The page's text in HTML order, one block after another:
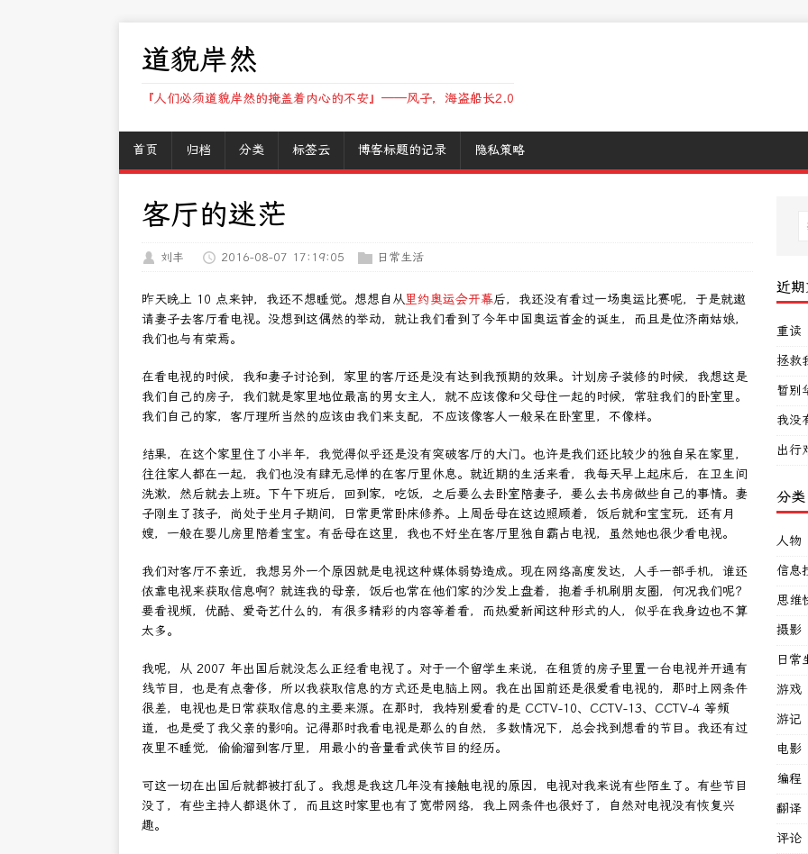
道貌岸然
『人们必须道貌岸然的掩盖着内心的不安』——风子，海盗船长2.0
首页 归档 分类 标签云 博客标题的记录 隐私策略
客厅的迷茫
刘丰 2016-08-07 17:19:05 日常生活
昨天晚上 10 点来钟，我还不想睡觉。想想自从里约奥运会开幕后，我还没有看过一场奥运比赛呢，于是就邀
请妻子去客厅看电视。没想到这偶然的举动，就让我们看到了今年中国奥运首金的诞生，而且是位济南姑娘，
我们也与有荣焉。
在看电视的时候，我和妻子讨论到，家里的客厅还是没有达到我预期的效果。计划房子装修的时候，我想这是
我们自己的房子，我们就是家里地位最高的男女主人，就不应该像和父母住一起的时候，常驻我们的卧室里。
我们自己的家，客厅理所当然的应该由我们来支配，不应该像客人一般呆在卧室里，不像样。
结果，在这个家里住了小半年，我觉得似乎还是没有突破客厅的大门。也许是我们还比较少的独自呆在家里，
往往家人都在一起，我们也没有肆无忌惮的在客厅里休息。就近期的生活来看，我每天早上起床后，在卫生间
洗漱，然后就去上班。下午下班后，回到家，吃饭，之后要么去卧室陪妻子，要么去书房做些自己的事情。妻
子刚生了孩子，尚处于坐月子期间，日常更常卧床修养。上周岳母在这边照顾着，饭后就和宝宝玩，还有月
嫂，一般在婴儿房里陪着宝宝。有岳母在这里，我也不好坐在客厅里独自霸占电视，虽然她也很少看电视。
我们对客厅不亲近，我想另外一个原因就是电视这种媒体弱势造成。现在网络高度发达，人手一部手机，谁还
依靠电视来获取信息啊？就连我的母亲，饭后也常在他们家的沙发上盘着，抱着手机刷朋友圈，何况我们呢？
要看视频，优酷、爱奇艺什么的，有很多精彩的内容等着看，而热爱新闻这种形式的人，似乎在我身边也不算
太多。
我呢，从 2007 年出国后就没怎么正经看电视了。对于一个留学生来说，在租赁的房子里置一台电视并开通有
线节目，也是有点奢侈，所以我获取信息的方式还是电脑上网。我在出国前还是很爱看电视的，那时上网条件
很差，电视也是日常获取信息的主要来源。在那时，我特别爱看的是 CCTV-10、CCTV-13、CCTV-4 等频
道，也是受了我父亲的影响。记得那时我看电视是那么的自然，多数情况下，总会找到想看的节目。我还有过
夜里不睡觉，偷偷溜到客厅里，用最小的音量看武侠节目的经历。
可这一切在出国后就都被打乱了。我想是我这几年没有接触电视的原因，电视对我来说有些陌生了。有些节目
没了，有些主持人都退休了，而且这时家里也有了宽带网络，我上网条件也很好了，自然对电视没有恢复兴
趣。
近
重读
拯救
暂别
我没
出行
分类
人物
信息
思维
摄影
日常
游戏
游记
电影
编程
翻译
评论